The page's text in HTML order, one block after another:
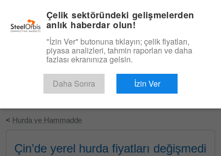
Ücretsiz Deneyin
< Hurda ve Hammadde
Çin’de yerel hurda fiyatları değişmedi
Çelik sektöründeki gelişmelerden
anlık haberdar olun!
"İzin Ver" butonuna tıklayın; çelik fiyatları,
piyasa analizleri, tahmin raporları ve daha
fazlası ekranınıza gelsin.
Daha Sonra İzin Ver